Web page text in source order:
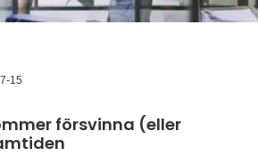
15
försvinna (eller